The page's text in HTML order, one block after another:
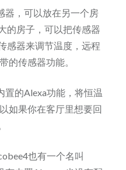
器，可以放在另一个房
的房子，可以把传感器
感器来调节温度，远程
的传感器功能。
置的Alexa功能，将恒温
如果你在客厅里想要回
也有一个名叫